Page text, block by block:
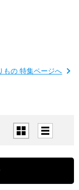
もの 特集ページへ
表示切替